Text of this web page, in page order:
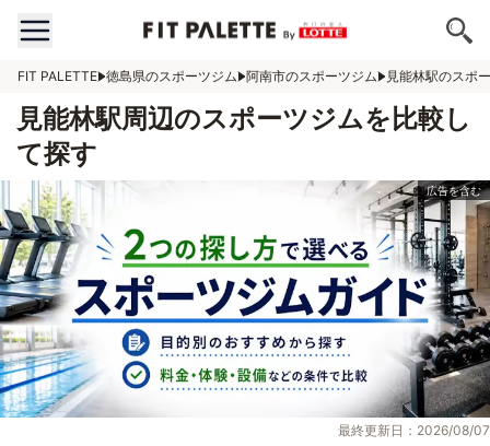
FIT PALETTE 徳島県のスポーツジム 阿南市のスポーツジム 見能林駅のスポ
見能林駅周辺のスポーツジムを比較し
て探す
最終更新日：2026/08/07